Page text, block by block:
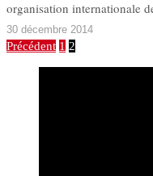
organisation internationale
30 décembre 2014
Précédent 1 2